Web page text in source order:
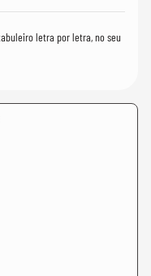
letra por letra, no seu